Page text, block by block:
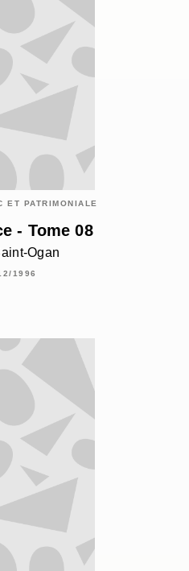
ET PATRIMONIALE
- Tome 08
Ogan
1996